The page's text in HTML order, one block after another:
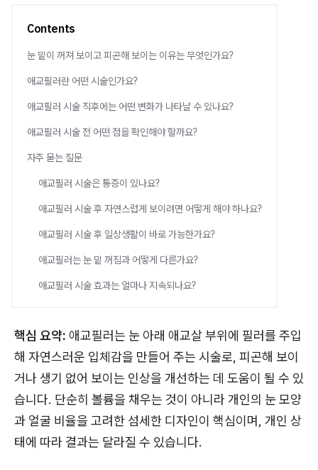
Contents
눈 밑이 꺼져 보이고 피곤해 보이는 이유는 무엇인가요?
애교필러란 어떤 시술인가요?
애교필러 시술 직후에는 어떤 변화가 나타날 수 있나요?
애교필러 시술 전 어떤 점을 확인해야 할까요?
자주 묻는 질문
애교필러 시술은 통증이 있나요?
애교필러 시술 후 자연스럽게 보이려면 어떻게 해야 하나요?
애교필러 시술 후 일상생활이 바로 가능한가요?
애교필러는 눈 밑 꺼짐과 어떻게 다른가요?
애교필러 시술 효과는 얼마나 지속되나요?
핵심 요약: 애교필러는 눈 아래 애교살 부위에 필러를 주입
해 자연스러운 입체감을 만들어 주는 시술로, 피곤해 보이
거나 생기 없어 보이는 인상을 개선하는 데 도움이 될 수 있
습니다. 단순히 볼륨을 채우는 것이 아니라 개인의 눈 모양
과 얼굴 비율을 고려한 섬세한 디자인이 핵심이며, 개인 상
태에 따라 결과는 달라질 수 있습니다.